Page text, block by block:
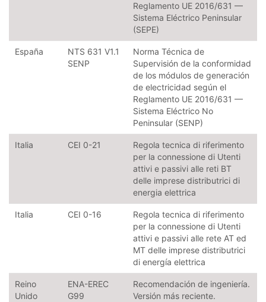
Reglamento UE 2016/631 —
Sistema Eléctrico Peninsular
(SEPE)
España
NTS 631 V1.1
SENP
Norma Técnica de
Supervisión de la conformidad
de los módulos de generación
de electricidad según el
Reglamento UE 2016/631 —
Sistema Eléctrico No
Peninsular (SENP)
Italia CEI 0-21
Regola tecnica di riferimento
per la connessione di Utenti
attivi e passivi alle reti BT
delle imprese distributrici di
energia elettrica
Italia CEI 0-16
Regola tecnica di riferimento
per la connessione di Utenti
attivi e passivi alle rete AT ed
MT delle imprese distributrici
di energía elettrica
Reino
Unido
ENA-EREC
G99
Recomendación de ingeniería.
Versión más reciente.